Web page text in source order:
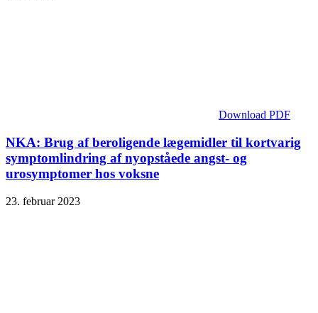
Download PDF
NKA: Brug af beroligende lægemidler til kortvarig
symptomlindring af nyopståede angst- og
urosymptomer hos voksne
23. februar 2023